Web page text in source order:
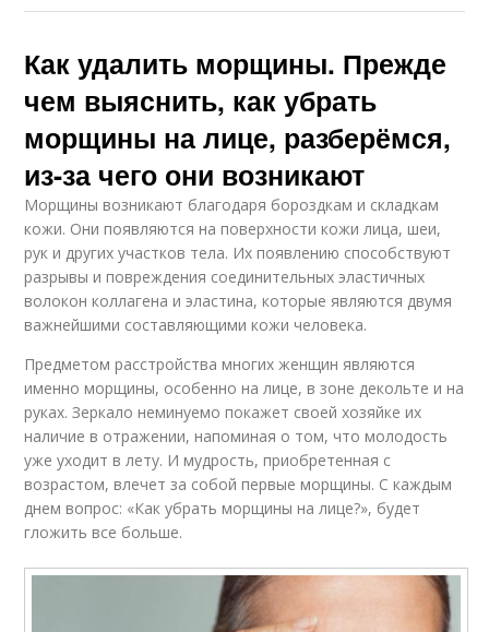
Как удалить морщины. Прежде
чем выяснить, как убрать
морщины на лице, разберёмся,
из-за чего они возникают
Морщины возникают благодаря бороздкам и складкам
кожи. Они появляются на поверхности кожи лица, шеи,
рук и других участков тела. Их появлению способствуют
разрывы и повреждения соединительных эластичных
волокон коллагена и эластина, которые являются двумя
важнейшими составляющими кожи человека.
Предметом расстройства многих женщин являются
именно морщины, особенно на лице, в зоне декольте и на
руках. Зеркало неминуемо покажет своей хозяйке их
наличие в отражении, напоминая о том, что молодость
уже уходит в лету. И мудрость, приобретенная с
возрастом, влечет за собой первые морщины. С каждым
днем вопрос: «Как убрать морщины на лице?», будет
гложить все больше.